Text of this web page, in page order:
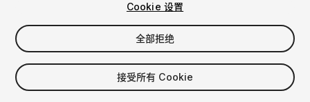
$9
增值税将在结算时计算
Cookie 设置
全部拒绝
接受所有 Cookie